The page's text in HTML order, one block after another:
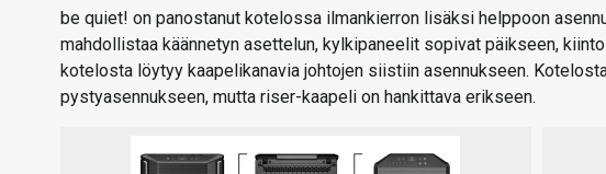
be quiet! on panostanut kotelossa ilmankierron lisäksi helppoon
mahdollistaa käännetyn asettelun, kylkipaneelit sopivat päikseen,
kotelosta löytyy kaapelikanavia johtojen siistiin asennukseen.
pystyasennukseen, mutta riser-kaapeli on hankittava erikseen.